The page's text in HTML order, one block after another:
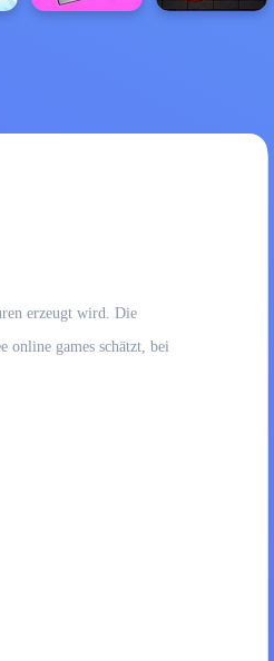
erzeugt wird. Die
online games schätzt, bei